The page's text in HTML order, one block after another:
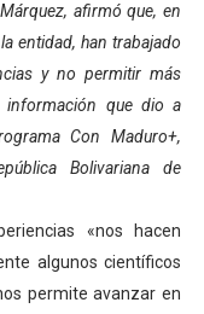
Aventuras en
Escuelas
la integración
el Complejo
de cara a
de trabajo con
afirmó que, en
entidad, han trabajado
y no permitir más
información que dio a
Con Maduro+,
Bolivariana de
«nos hacen
algunos científicos
permite avanzar en